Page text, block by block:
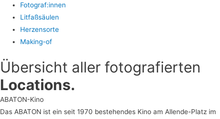
Fotograf:innen
Lit­faß­säu­len
Her­zens­or­te
Making-of
Über­sicht aller foto­gra­fier­ten
Locations.
ABA­TON-Kino
Das ABA­TON ist ein seit 1970 bestehen­des Kino am Allen­de-Platz im